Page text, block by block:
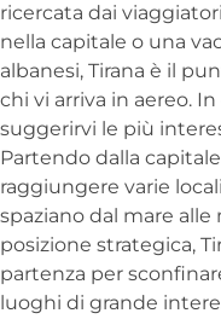
ricercata dai
nella capitale o una
albanesi, Tirana è il
chi vi arriva in aereo.
suggerirvi le più
Partendo dalla
raggiungere varie
spaziano dal mare alle
posizione strategica,
partenza per
luoghi di grande